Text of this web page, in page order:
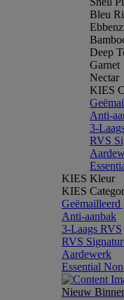
Bleu
Deep
Garnet
Nectar
KIES
Anti-
3-
RVS
KIES Kleur
KIES
Geëmailleerd
Anti-aanbak
3-Laags RVS
RVS
Aardewerk
Essential
Nieuw